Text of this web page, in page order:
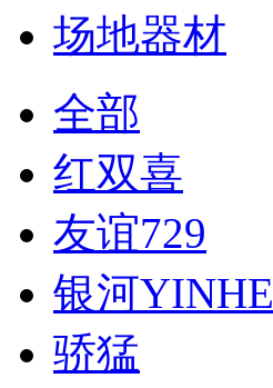
场地器材
全部
红双喜
友谊729
银河YINHE
骄猛